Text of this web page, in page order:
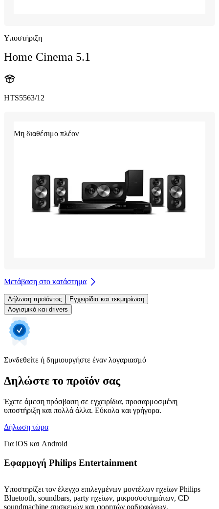
Υποστήριξη
Home Cinema 5.1
HTS5563/12
Μη διαθέσιμο πλέον
Μετάβαση στο κατάστημα
Δήλωση προϊόντος
Εγχειρίδια και τεκμηρίωση
Λογισμικό και drivers
Συνδεθείτε ή δημιουργήστε έναν λογαριασμό
Δηλώστε το προϊόν σας
Έχετε άμεση πρόσβαση σε εγχειρίδια, προσαρμοσμένη
υποστήριξη και πολλά άλλα. Εύκολα και γρήγορα.
Δήλωση τώρα
Για iOS και Android
Εφαρμογή Philips Entertainment
Υποστηρίζει τον έλεγχο επιλεγμένων μοντέλων ηχείων Philips
Bluetooth, soundbars, party ηχείων, μικροσυστημάτων, CD
soundmachine συσκευών και φορητών ραδιοφώνων.